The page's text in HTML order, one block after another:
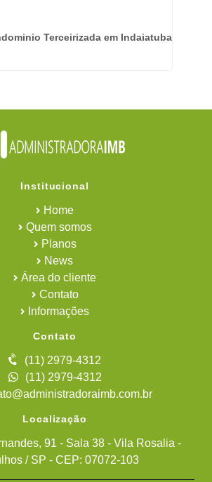
Terceirizada em Indaiatuba
Institucional
Home
Quem somos
Planos
News
Área do cliente
Contato
Informações
Contato
(11) 2979-4312
(11) 2979-4312
Localização
91 - Sala 38 - Vila Rosalia -
/ SP - CEP: 07072-103